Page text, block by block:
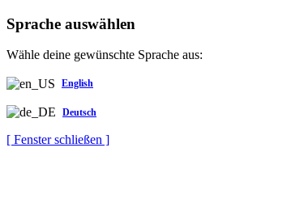
Sprache auswählen
Wähle deine gewünschte Sprache aus:
English
Deutsch
[ Fenster schließen ]